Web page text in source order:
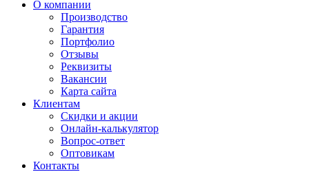
О компании
Производство
Гарантия
Портфолио
Отзывы
Реквизиты
Вакансии
Карта сайта
Клиентам
Скидки и акции
Онлайн-калькулятор
Вопрос-ответ
Оптовикам
Контакты